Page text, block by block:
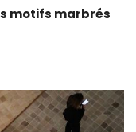
motifs marbrés